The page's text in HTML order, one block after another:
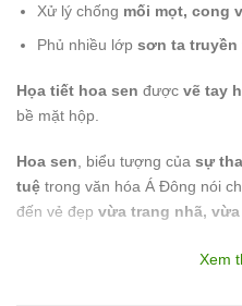
Xử lý chống mối mọt, cong
Phủ nhiều lớp sơn ta truyền
Họa tiết hoa sen được vẽ tay
bề mặt hộp.
Hoa sen , biểu tượng của sự
tuệ trong văn hóa Á Đông nói
đến vẻ đẹp vừa trang nhã, vừa
Xem